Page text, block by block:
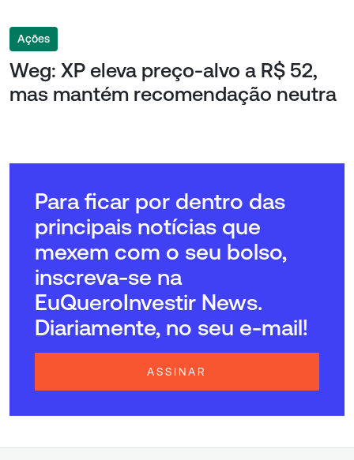
Ações
Weg: XP eleva preço-alvo a R$ 52,
mas mantém recomendação neutra
Para ficar por dentro das
principais notícias que
mexem com o seu bolso,
inscreva-se na
EuQueroInvestir News.
Diariamente, no seu e-mail!
ASSINAR